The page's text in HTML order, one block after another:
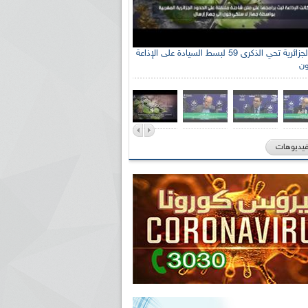
الوطنية الجزائرية للتضامن مع الشعب
السيد سعيد العياشي